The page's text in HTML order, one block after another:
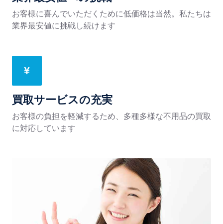
お客様に喜んでいただくために低価格は当然。私たちは
業界最安値に挑戦し続けます
買取サービスの充実
お客様の負担を軽減するため、多種多様な不用品の買取
に対応しています